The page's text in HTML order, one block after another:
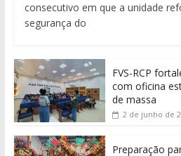
consecutivo em que a unidade
segurança do
FVS-RCP
com oficina
de massa
2 de junho de
Preparação